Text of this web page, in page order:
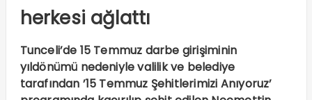
herkesi ağlattı
Tunceli’de 15 Temmuz darbe girişiminin
yıldönümü nedeniyle valilik ve belediye
tarafından ’15 Temmuz Şehitlerimizi Anıyoruz’